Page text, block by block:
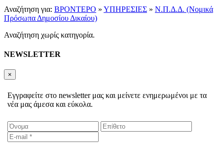
Αναζήτηση για: ΒΡΟΝΤΕΡΟ » ΥΠΗΡΕΣΙΕΣ » Ν.Π.Δ.Δ. (Νομικά
Πρόσωπα Δημοσίου Δικαίου)
Αναζήτηση χωρίς κατηγορία.
NEWSLETTER
×
Εγγραφείτε στο newsletter μας και μείνετε ενημερωμένοι με τα
νέα μας άμεσα και εύκολα.